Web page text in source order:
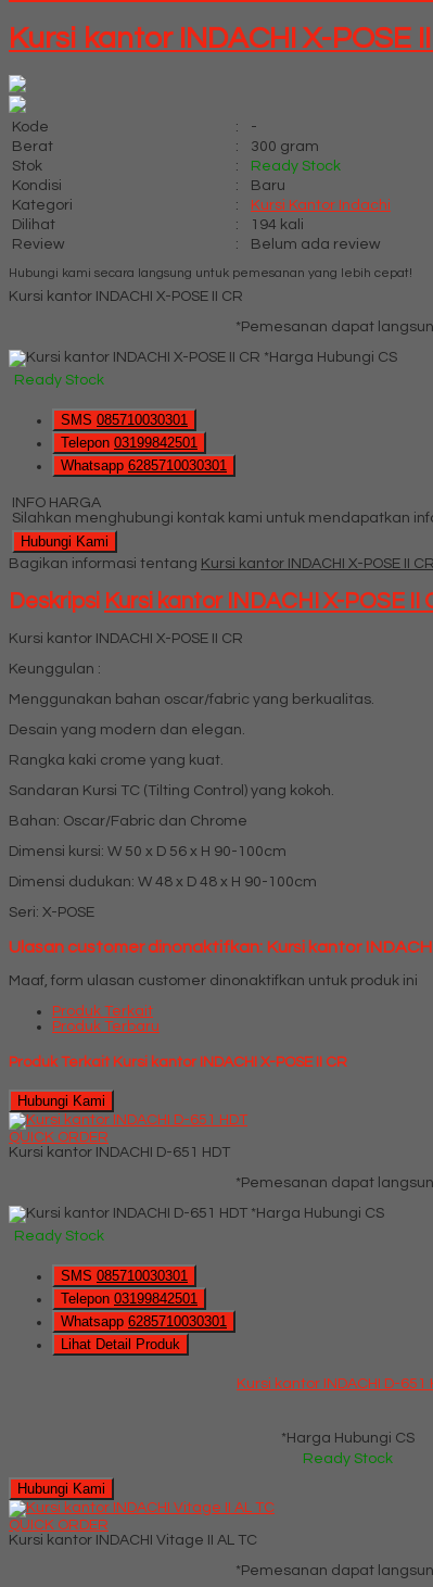
Kursi kantor INDACHI X-POSE
Kode :
-
Berat
:
300 gram
Stok
:
Ready Stock
Kondisi
:
Baru
Kategori
:
Kursi Kantor Indachi
Dilihat
:
194 kali
Review
: Belum ada review
Hubungi kami secara langsung untuk pemesanan yang lebih cepat!
Kursi kantor INDACHI X-POSE II CR
*Pemesanan dapat
*Harga Hubungi CS
Ready Stock
SMS 085710030301
Telepon 03199842501
Whatsapp 6285710030301
INFO HARGA
Silahkan menghubungi kontak kami untuk mendapatkan
Hubungi Kami
Bagikan informasi tentang Kursi kantor INDACHI X-POSE II CR
Deskripsi Kursi kantor INDACHI X-POSE II
Kursi kantor INDACHI X-POSE II CR
Keunggulan :
Menggunakan bahan oscar/fabric yang berkualitas.
Desain yang modern dan elegan.
Rangka kaki crome yang kuat.
Sandaran Kursi TC (Tilting Control) yang kokoh.
Bahan: Oscar/Fabric dan Chrome
Dimensi kursi: W 50 x D 56 x H 90-100cm
Dimensi dudukan: W 48 x D 48 x H 90-100cm
Seri: X-POSE
Ulasan customer dinonaktifkan: Kursi kantor
Maaf, form ulasan customer dinonaktifkan untuk produk ini
Produk Terkait
Produk Terbaru
Produk Terkait Kursi kantor INDACHI X-POSE II CR
Hubungi Kami
QUICK ORDER
Kursi kantor INDACHI D-651 HDT
*Pemesanan dapat
*Harga Hubungi CS
Ready Stock
SMS 085710030301
Telepon 03199842501
Whatsapp 6285710030301
Lihat Detail Produk
Kursi kantor INDACHI D-651
*Harga Hubungi CS
Ready Stock
Hubungi Kami
QUICK ORDER
Kursi kantor INDACHI Vitage II AL TC
*Pemesanan dapat